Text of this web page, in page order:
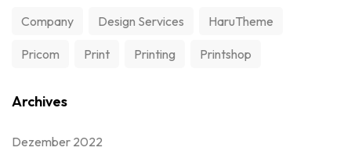
Company Design Services HaruTheme
Pricom Print Printing Printshop
Archives
Dezember 2022